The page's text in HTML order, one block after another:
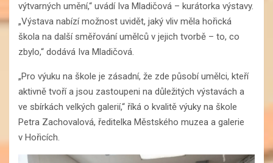
výtvarných umění,“ uvádí Iva Mladičová – kurátorka výstavy.
„Výstava nabízí možnost uvidět, jaký vliv měla hořická
škola na další směřování umělců v jejich tvorbě – to, co
zbylo,“ dodává Iva Mladičová.
„Pro výuku na škole je zásadní, že zde působí umělci, kteří
aktivně tvoří a jsou zastoupeni na důležitých výstavách a
ve sbírkách velkých galerií,“ říká o kvalitě výuky na škole
Petra Zachovalová, ředitelka Městského muzea a galerie
v Hořicích.